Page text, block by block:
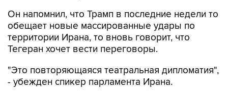
Он напомнил, что Трамп в последние недели то
обещает новые массированные удары по
территории Ирана, то вновь говорит, что
Тегеран хочет вести переговоры.
"Это повторяющаяся театральная дипломатия",
- убежден спикер парламента Ирана.